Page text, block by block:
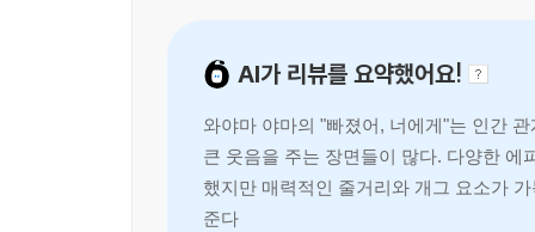
AI가 리뷰를 요약했어요!
와야마 야마의 "빠졌어, 너에게"는 인간
큰 웃음을 주는 장면들이 많다. 다양한
했지만 매력적인 줄거리와 개그 요소가
준다.